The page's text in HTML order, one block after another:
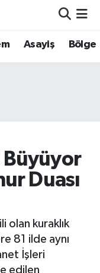
Asayiş Bölge
Büyüyor
Duası
olan kuraklık
81 ilde aynı
İşleri
edilen